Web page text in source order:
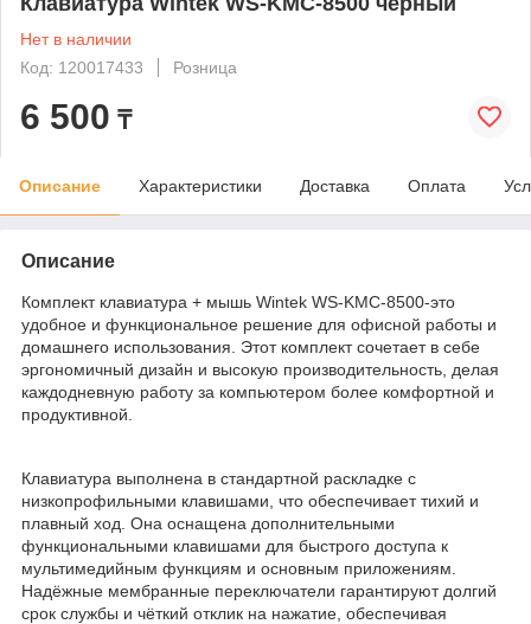
Нет в наличии
Код: 120017433
Розница
6 500 ₸
Описание Характеристики Доставка Оплата
Описание
Комплект клавиатура + мышь Wintek WS-KMC-8500-это
удобное и функциональное решение для офисной работы и
домашнего использования. Этот комплект сочетает в себе
эргономичный дизайн и высокую производительность, делая
каждодневную работу за компьютером более комфортной и
продуктивной.
Клавиатура выполнена в стандартной раскладке с
низкопрофильными клавишами, что обеспечивает тихий и
плавный ход. Она оснащена дополнительными
функциональными клавишами для быстрого доступа к
мультимедийным функциям и основным приложениям.
Надёжные мембранные переключатели гарантируют долгий
срок службы и чёткий отклик на нажатие, обеспечивая